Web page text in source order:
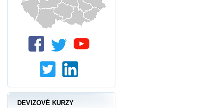
DEVIZOVÉ KURZY